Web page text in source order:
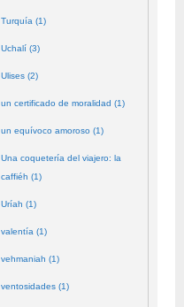
Turquía (1)
Uchalí (3)
Ulises (2)
un certificado de moralidad (1)
un equívoco amoroso (1)
Una coquetería del viajero: la
caffiéh (1)
Uríah (1)
valentía (1)
vehmaniah (1)
ventosidades (1)